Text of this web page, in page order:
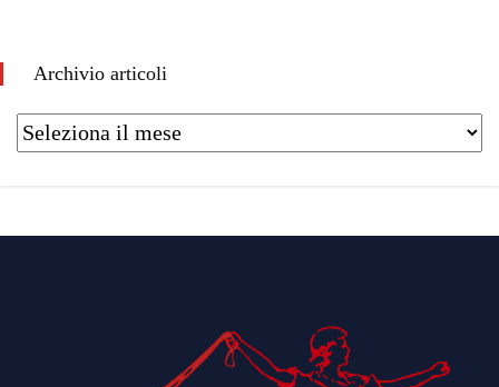
Archivio articoli